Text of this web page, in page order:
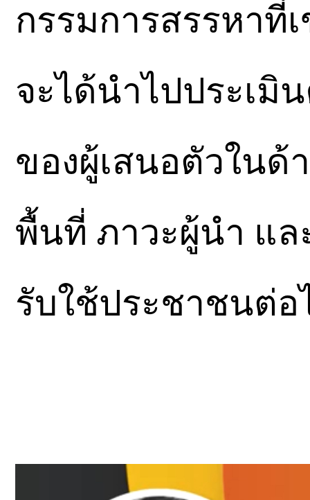
กรรมการสรรหาที่
จะได้นำไปประเ
ของผู้เสนอตัวในด้
พื้นที่ ภาวะผู้นำ แล
รับใช้ประชาชนต่อ